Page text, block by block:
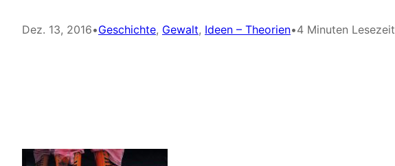
Dez. 13, 2016•Geschichte, Gewalt, Ideen – Theorien•4 Minuten Lesezeit